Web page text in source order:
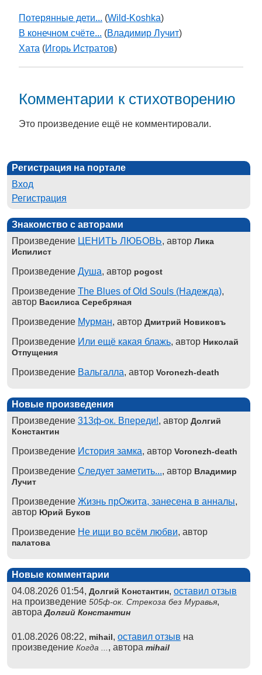
Потерянные дети... (Wild-Koshka)
В конечном счёте... (Владимир Лучит)
Хата (Игорь Истратов)
Комментарии к стихотворению
Это произведение ещё не комментировали.
Регистрация на портале
Вход
Регистрация
Знакомство с авторами
Произведение ЦЕНИТЬ ЛЮБОВЬ, автор Лика
Испилист
Произведение Душа, автор pogost
Произведение The Blues of Old Souls (Надежда),
автор Василиса Серебряная
Произведение Мурман, автор Дмитрий Новиковъ
Произведение Или ещё какая блажь, автор Николай
Отпущения
Произведение Вальгалла, автор Voronezh-death
Новые произведения
Произведение 313ф-ок. Впереди!, автор Долгий
Константин
Произведение История замка, автор Voronezh-death
Произведение Следует заметить..., автор Владимир
Лучит
Произведение Жизнь прОжита, занесена в анналы,
автор Юрий Буков
Произведение Не ищи во всём любви, автор
палатова
Новые комментарии
04.08.2026 01:54, Долгий Константин, оставил отзыв
на произведение 505ф-ок. Стрекоза без Муравья,
автораДолгий Константин
01.08.2026 08:22, mihail, оставил отзыв на
произведение Когда ... , автора mihail